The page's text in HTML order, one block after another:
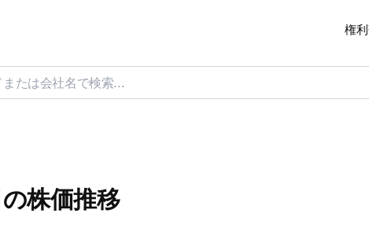
権
株価推移